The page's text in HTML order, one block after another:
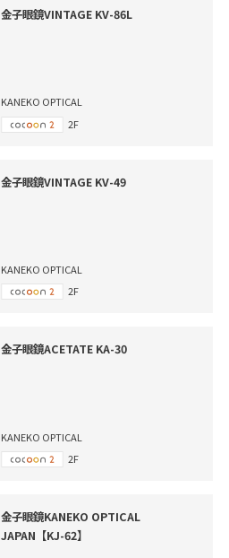
金子眼鏡VINTAGE KV-86L
KANEKO OPTICAL
2F
金子眼鏡VINTAGE KV-49
KANEKO OPTICAL
2F
金子眼鏡ACETATE KA-30
KANEKO OPTICAL
2F
金子眼鏡KANEKO OPTICAL
JAPAN【KJ-62】